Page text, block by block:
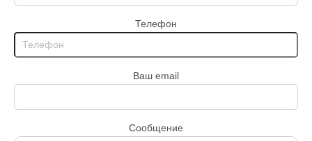
Телефон
Ваш email
Сообщение